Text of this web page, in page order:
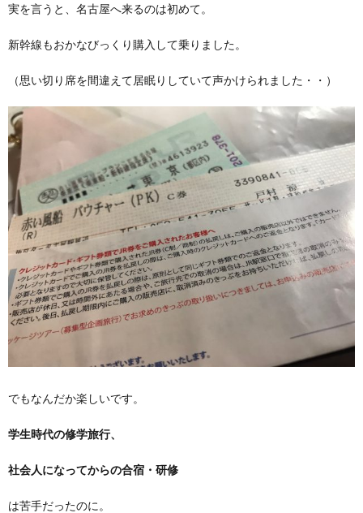
実を言うと、名古屋へ来るのは初めて。
新幹線もおかなびっくり購入して乗りました。
（思い切り席を間違えて居眠りしていて声かけられました・・）
でもなんだか楽しいです。
学生時代の修学旅行、
社会人になってからの合宿・研修
は苦手だったのに。